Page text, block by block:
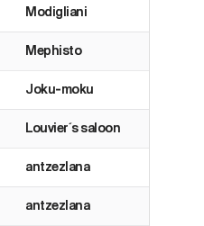
Modigliani
Mephisto
Joku-moku
Louvier´s saloon
antzezlana
antzezlana